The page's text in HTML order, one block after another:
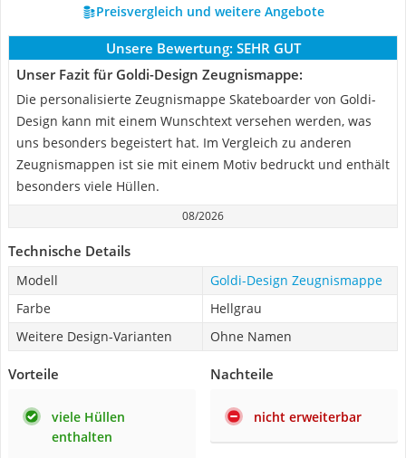
Preisvergleich und weitere Angebote
Unsere Bewertung: SEHR GUT
Unser Fazit für Goldi-Design Zeugnismappe:
Die personalisierte Zeugnismappe Skateboarder von Goldi-
Design kann mit einem Wunschtext versehen werden, was
uns besonders begeistert hat. Im Vergleich zu anderen
Zeugnismappen ist sie mit einem Motiv bedruckt und enthält
besonders viele Hüllen.
08/2026
Technische Details
Modell
Goldi-Design Zeugnismappe
Farbe
Hellgrau
Weitere Design-Varianten
Ohne Namen
Vorteile
viele Hüllen
enthalten
Nachteile
nicht erweiterbar